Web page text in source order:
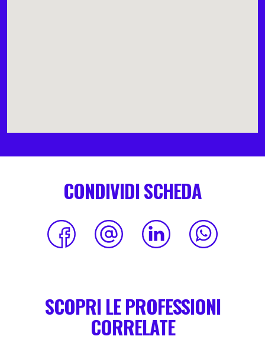
CONDIVIDI SCHEDA
SCOPRI LE PROFESSIONI
CORRELATE